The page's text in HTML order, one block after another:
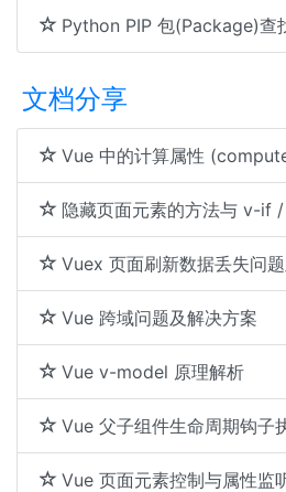
Python PIP 包(Package)查
文档分享
Vue 中的计算属性 (computed)
隐藏页面元素的方法与 v-if
Vuex 页面刷新数据丢失问
Vue 跨域问题及解决方案
Vue v-model 原理解析
Vue 父子组件生命周期钩子
Vue 页面元素控制与属性监